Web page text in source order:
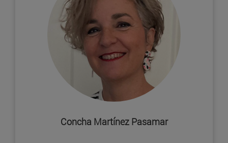
Concha Martínez Pasamar